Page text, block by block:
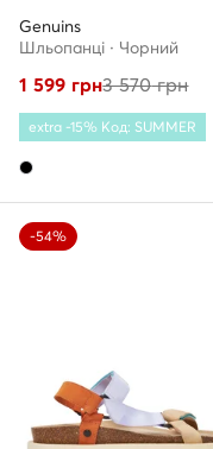
Genuins
Шльопанці · Чорний
1 599 грн3 570грн
extra -15% Код: SUMMER
-54%